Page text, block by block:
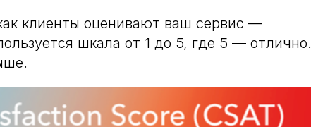
клиенты оценивают ваш сервис —
шкала от 1 до 5, где 5 — отлично.